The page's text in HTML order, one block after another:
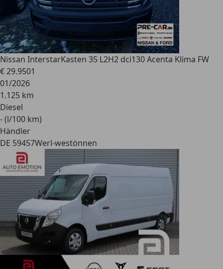
Nissan InterstarKasten 35 L2H2 dci130 Acenta Klima FW
€ 29.9501
01/2026
1.125 km
Diesel
- (l/100 km)
Händler
DE 59457Werl-westönnen